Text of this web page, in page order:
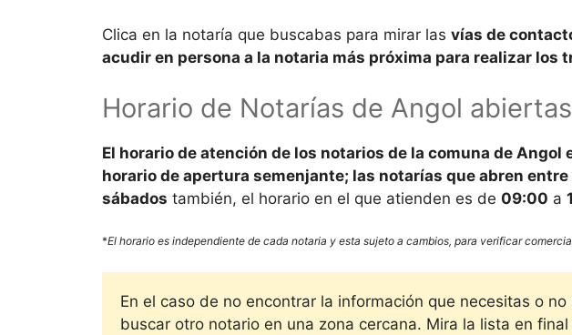
Clica en la notaría que buscabas para mirar las vías de
acudir en persona a la notaria más próxima para realizar los
Horario de Notarías de Angol
El horario de atención de los notarios de la comuna de Angol
horario de apertura semenjante; las notarías que abren entre
sábados también, el horario en el que atienden es de 09:00 a
*El horario es independiente de cada notaria y esta sujeto a cambios, para verificar
En el caso de no encontrar la información que necesitas o
buscar otro notario en una zona cercana. Mira la lista en